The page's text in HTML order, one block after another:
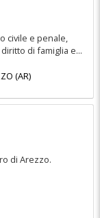
civile e penale,
di famiglia e...
(AR)
di Arezzo.